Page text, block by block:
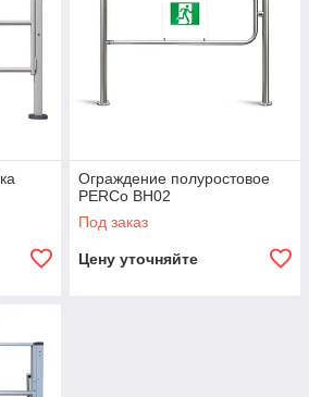
Ограждение полуростовое
PERCo BH02
Под заказ
Цену уточняйте